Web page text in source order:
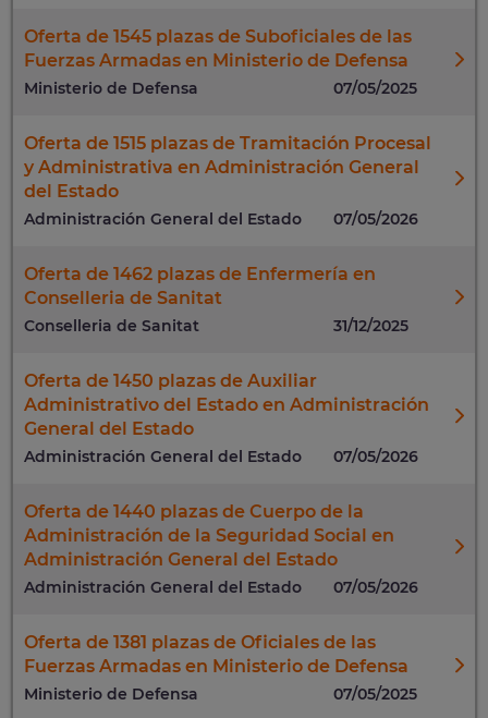
Oferta de 1545 plazas de Suboficiales de las
Fuerzas Armadas en Ministerio de Defensa
Ministerio de Defensa 07/05/2025
Oferta de 1515 plazas de Tramitación Procesal
y Administrativa en Administración General
del Estado
Administración General del Estado 07/05/2026
Oferta de 1462 plazas de Enfermería en
Conselleria de Sanitat
Conselleria de Sanitat 31/12/2025
Oferta de 1450 plazas de Auxiliar
Administrativo del Estado en Administración
General del Estado
Administración General del Estado 07/05/2026
Oferta de 1440 plazas de Cuerpo de la
Administración de la Seguridad Social en
Administración General del Estado
Administración General del Estado 07/05/2026
Oferta de 1381 plazas de Oficiales de las
Fuerzas Armadas en Ministerio de Defensa
Ministerio de Defensa 07/05/2025